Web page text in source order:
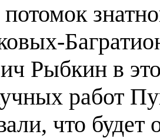
Рыбкин в
работ
что будет